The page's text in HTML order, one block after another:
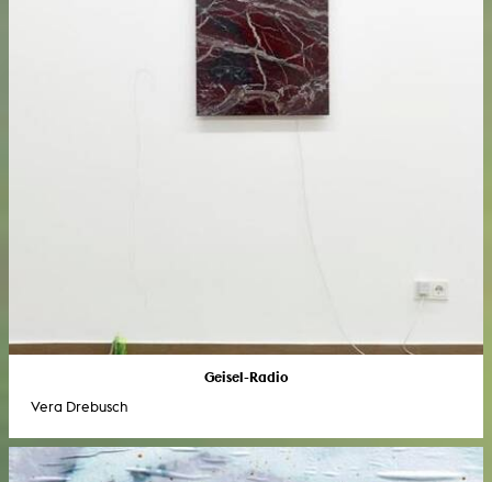
Geisel-Radio
Vera Drebusch